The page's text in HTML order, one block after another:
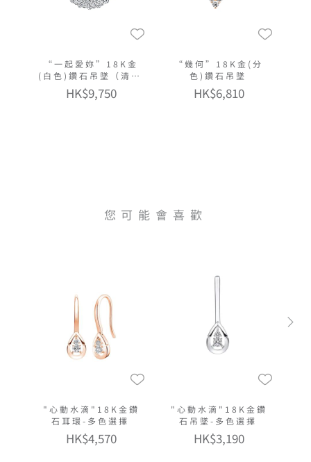
“一起愛妳”18K金
(白色)鑽石吊墜（清新
版）
HK$9,750
“幾何”18K金(分
色)鑽石吊墜
HK$6,810
您可能會喜歡
"心動水滴"18K金鑽
石耳環-多色選擇
HK$4,570
"心動水滴"18K金鑽
石吊墜-多色選擇
HK$3,190